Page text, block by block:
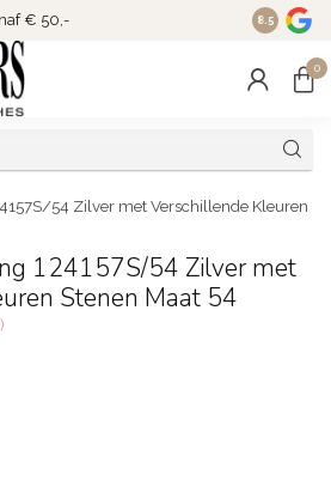
€ 50,- Since
8.5
0
54 Zilver met Verschillende Kleuren
124157S/54 Zilver met
Stenen Maat 54